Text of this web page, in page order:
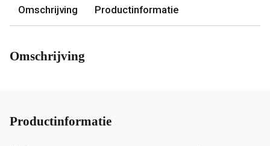
Omschrijving Productinformatie
Omschrijving
Productinformatie